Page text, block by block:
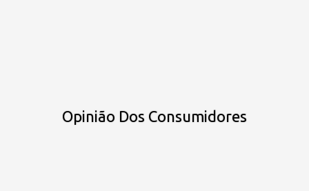
Opinião Dos Consumidores